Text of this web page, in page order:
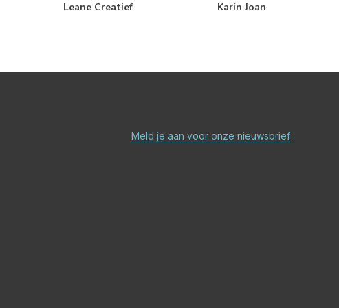
Leane Creatief Karin Joan
Meld je aan voor onze nieuwsbrief